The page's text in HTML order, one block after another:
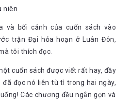
niên
và bối cảnh của cuốn sách vào
trận Đại hỏa hoạn ở Luân Đôn,
tôi thích đọc.
cuốn sách được viết rất hay, đầy
đã đọc nó liên tù tì trong hai ngày,
Các chương đều ngắn gọn và